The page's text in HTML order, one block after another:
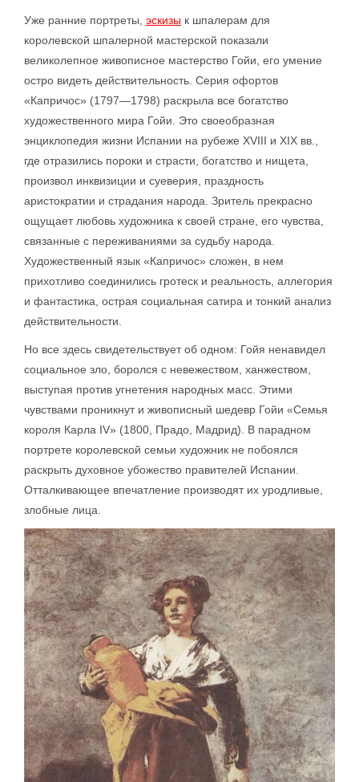
Уже ранние портреты, эскизы к шпалерам для
королевской шпалерной мастерской показали
великолепное живописное мастерство Гойи, его умение
остро видеть действительность. Серия офортов
«Капричос» (1797—1798) раскрыла все богатство
художественного мира Гойи. Это своеобразная
энциклопедия жизни Испании на рубеже XVIII и XIX вв.,
где отразились пороки и страсти, богатство и нищета,
произвол инквизиции и суеверия, праздность
аристократии и страдания народа. Зритель прекрасно
ощущает любовь художника к своей стране, его чувства,
связанные с переживаниями за судьбу народа.
Художественный язык «Капричос» сложен, в нем
прихотливо соединились гротеск и реальность, аллегория
и фантастика, острая социальная сатира и тонкий анализ
действительности.
Но все здесь свидетельствует об одном: Гойя ненавидел
социальное зло, боролся с невежеством, ханжеством,
выступая против угнетения народных масс. Этими
чувствами проникнут и живописный шедевр Гойи «Семья
короля Карла IV» (1800, Прадо, Мадрид). В парадном
портрете королевской семьи художник не побоялся
раскрыть духовное убожество правителей Испании.
Отталкивающее впечатление производят их уродливые,
злобные лица.